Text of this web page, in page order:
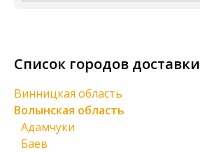
Список городов доставки
Винницкая область
Волынская область
Адамчуки
Баев